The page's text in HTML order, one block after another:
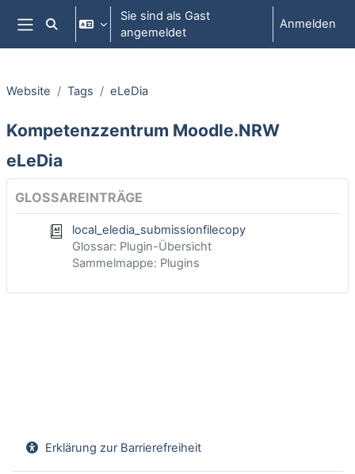
Zum Hauptinhalt
Website-Übersicht
Sucheingabe umschalten
Sie sind als Gast
angemeldet
Anmelden
Website Tags eLeDia
Kompetenzzentrum Moodle.NRW
eLeDia
GLOSSAREINTRÄGE
local_eledia_submissionfilecopy
Glossar: Plugin-Übersicht
Sammelmappe: Plugins
Erklärung zur Barrierefreiheit